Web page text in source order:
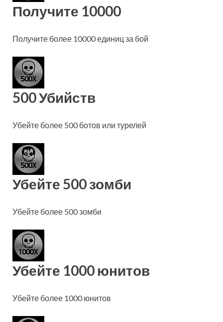
Получите 10000
Получите более 10000 единиц за бой
500 Убийств
Убейте более 500 ботов или турелей
Убейте 500 зомби
Убейте более 500 зомби
Убейте 1000 юнитов
Убейте более 1000 юнитов